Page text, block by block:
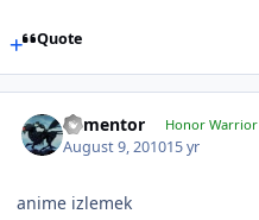
Quote
dementor Honor Warrior
August 9, 201015 yr
anime izlemek